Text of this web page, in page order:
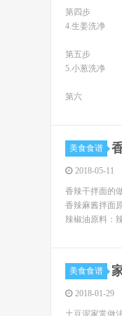
第四步
4.生姜洗净
第五步
5.小葱洗净
第六
美食食谱
2018-05-11
香辣干拌面的
香辣麻酱拌面
辣椒油原料：
美食食谱
2018-01-29
土豆泥家常做